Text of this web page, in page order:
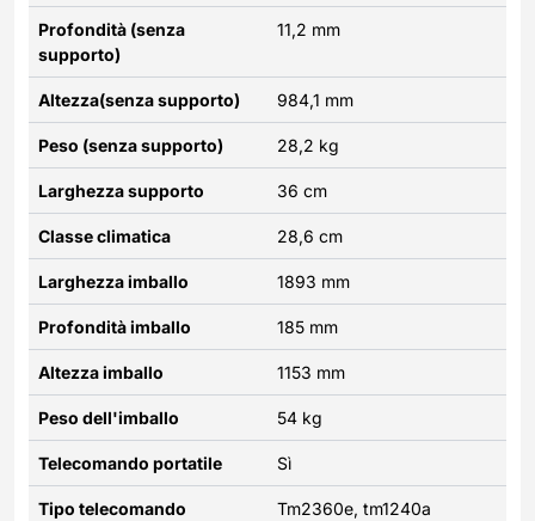
Profondità (senza
supporto)
11,2 mm
Altezza(senza supporto) 984,1 mm
Peso (senza supporto) 28,2 kg
Larghezza supporto 36 cm
Classe climatica 28,6 cm
Larghezza imballo 1893 mm
Profondità imballo 185 mm
Altezza imballo 1153 mm
Peso dell'imballo 54 kg
Telecomando portatile Sì
Tipo telecomando Tm2360e, tm1240a